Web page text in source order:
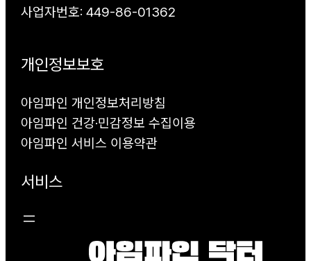
사업자번호: 449-86-01362
개인정보보호
아임파인 개인정보처리방침
아임파인 건강·민감정보 수집이용
아임파인 서비스 이용약관
서비스